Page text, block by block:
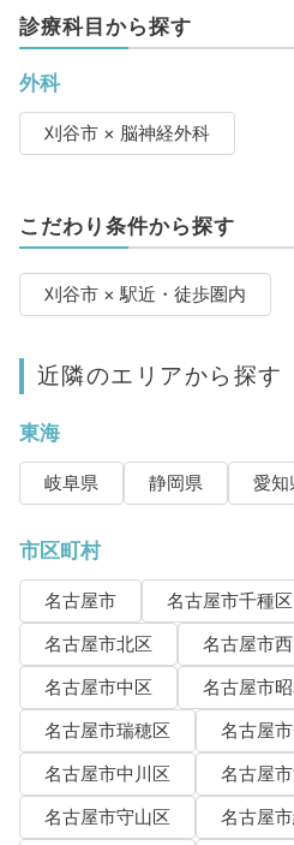
診療科目から探す
外科
刈谷市 × 脳神経外科
こだわり条件から探す
刈谷市 × 駅近・徒歩圏内
近隣のエリアから探す
東海
岐阜県 静岡県 愛知
市区町村
名古屋市 名古屋市千種区
名古屋市北区
名古屋市
名古屋市中区
名古屋市
名古屋市瑞穂区
名古屋
名古屋市中川区
名古屋
名古屋市守山区
名古屋